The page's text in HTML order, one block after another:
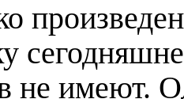
не имеют.